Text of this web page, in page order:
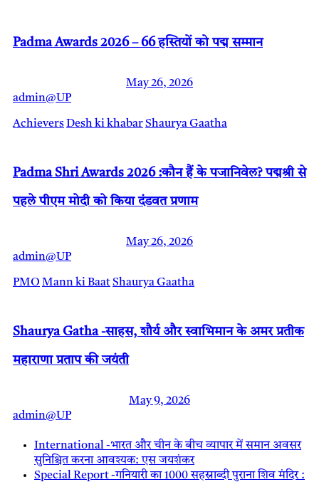
Padma Awards 2026 – 66 हस्तियों को पद्म सम्मान
May 26, 2026
admin@UP
AchieversDesh ki khabarShaurya Gaatha
Padma Shri Awards 2026 :कौन हैं के पजानिवेल? पद्मश्री से
पहले पीएम मोदी को किया दंडवत प्रणाम
May 26, 2026
admin@UP
PMO Mann ki BaatShaurya Gaatha
Shaurya Gatha -साहस, शौर्य और स्वाभिमान के अमर प्रतीक
महाराणा प्रताप की जयंती
May 9, 2026
admin@UP
International -भारत और चीन के बीच व्यापार में समान अवसर
सुनिश्चित करना आवश्यक: एस जयशंकर
Special Report -गनियारी का 1000 सहस्राब्दी पुराना शिव मंदिर :